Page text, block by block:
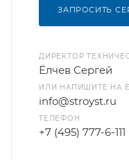
ЗАПРОСИТЬ
ДИРЕКТОР
Ёлчев Сергей
ИЛИ НАПИШИТЕ НА
info@stroyst.ru
ТЕЛЕФОН
+7 (495) 777-6-111